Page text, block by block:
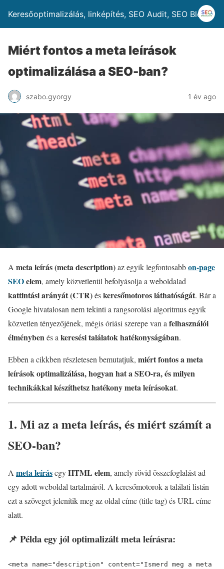
Keresőoptimalizálás, linképítés, SEO Audit, SEO Blog
Miért fontos a meta leírások
optimalizálása a SEO-ban?
szabo.gyorgy 1 év ago
A meta leírás (meta description)az egyik legfontosabbon-page
SEOelem, amely közvetlenül befolyásolja a weboldalad
kattintási arányát (CTR)éskeresőmotoros láthatóságát. Bár a
Google hivatalosan nem tekinti a rangsorolási algoritmus egyik
közvetlen tényezőjének, mégis óriási szerepe van a felhasználói
élménybenés a keresési találatok hatékonyságában.
Ebben a cikkben részletesen bemutatjuk, miért fontos a meta
leírások optimalizálása, hogyan hat a SEO-ra, és milyen
technikákkal készíthetsz hatékony meta leírásokat.
1. Mi az a meta leírás, és miért számít a
SEO-ban?
A meta leírásegyHTML elem, amely rövid összefoglalást ad
egy adott weboldal tartalmáról. A keresőmotorok a találati listán
ezt a szöveget jelenítik meg az oldal címe (title tag) és URL címe
alatt.
📌 Példa egy jól optimalizált meta leírásra:
<meta name="description" content="Ismerd meg a meta